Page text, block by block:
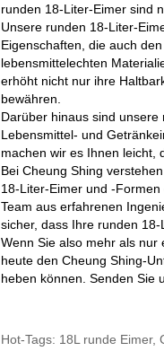
runden 18-Liter-Eimer sind
Unsere runden 18-Liter-
Eigenschaften, die auch
lebensmittelechten
erhöht nicht nur ihre
bewähren.
Darüber hinaus sind
Lebensmittel- und
machen wir es Ihnen leicht,
Bei Cheung Shing
18-Liter-Eimer und -
Team aus erfahrenen
sicher, dass Ihre runden
Wenn Sie also mehr als nur
heute den Cheung Shing-
heben können. Senden Sie
Hot-Tags: 18L runde